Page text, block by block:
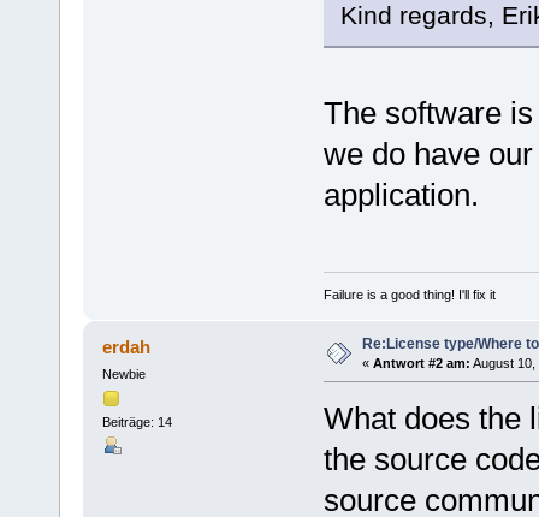
Kind regards,
The software
we do have
application.
Failure is a good thing! I'll fix it
erdah
Newbie
Beiträge: 14
Re:License type/Where
« Antwort #2 am: August 10,
What does the
the source
source